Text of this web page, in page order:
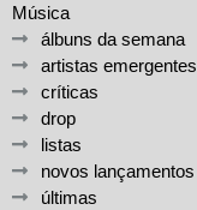
Música
álbuns da semana
artistas emergentes
críticas
drop
listas
novos lançamentos
últimas